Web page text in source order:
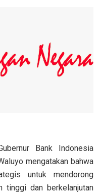
Bank Indonesia
mengatakan bahwa
untuk mendorong
tinggi dan berkelanjutan